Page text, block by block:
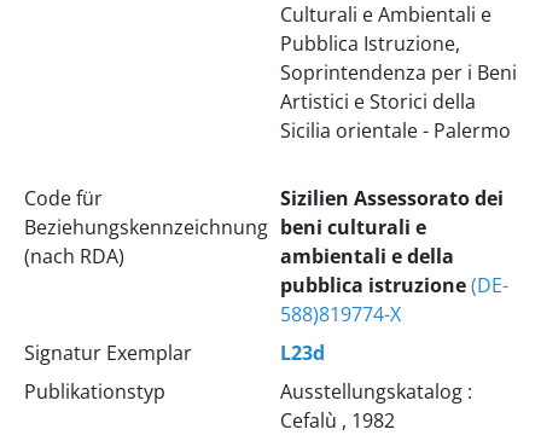
Culturali e Ambientali e
Pubblica Istruzione,
Soprintendenza per i Beni
Artistici e Storici della
Sicilia orientale - Palermo
Code für
Beziehungskennzeichnung
(nach RDA)
Sizilien Assessorato dei
beni culturali e
ambientali e della
pubblica istruzione(DE-
588)819774-X
Signatur Exemplar
L23d
Publikationstyp
Ausstellungskatalog :
Cefalù , 1982